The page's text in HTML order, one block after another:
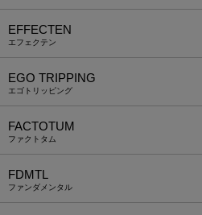
EFFECTEN
エフェクテン
EGO TRIPPING
エゴトリッピング
FACTOTUM
ファクトタム
FDMTL
ファンダメンタル